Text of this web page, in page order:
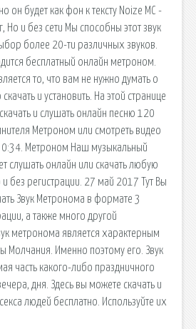
будет как фон к тексту Noize MC -
Но и без сети Мы способны этот звук
более 20-ти различных звуков.
бесплатный онлайн метроном.
то, что вам не нужно думать о
и установить. На этой странице
и слушать онлайн песню 120
Метроном или смотреть видео
0:34. Метроном Наш музыкальный
слушать онлайн или скачать любую
без регистрации. 27 май 2017 Тут Вы
Звук Метронома в формате 3
а также много другой
метронома является характерным
Молчания. Именно поэтому его. Звук
часть какого-либо праздничного
дня. Здесь вы можете скачать и
людей бесплатно. Используйте их